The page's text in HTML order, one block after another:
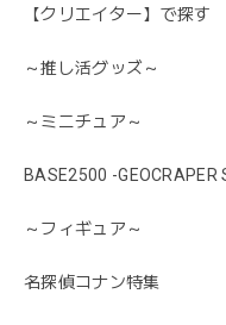
【クリエイター】で探す
～推し活グッズ～
～ミニチュア～
BASE2500 -GEOCRAPER
～フィギュア～
名探偵コナン特集